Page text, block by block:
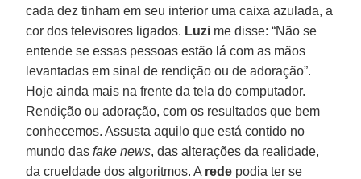
cada dez tinham em seu interior uma caixa azulada, a
cor dos televisores ligados. Luzi me disse: “Não se
entende se essas pessoas estão lá com as mãos
levantadas em sinal de rendição ou de adoração”.
Hoje ainda mais na frente da tela do computador.
Rendição ou adoração, com os resultados que bem
conhecemos. Assusta aquilo que está contido no
mundo dasfake news, das alterações da realidade,
da crueldade dos algoritmos. A rede podia ter se